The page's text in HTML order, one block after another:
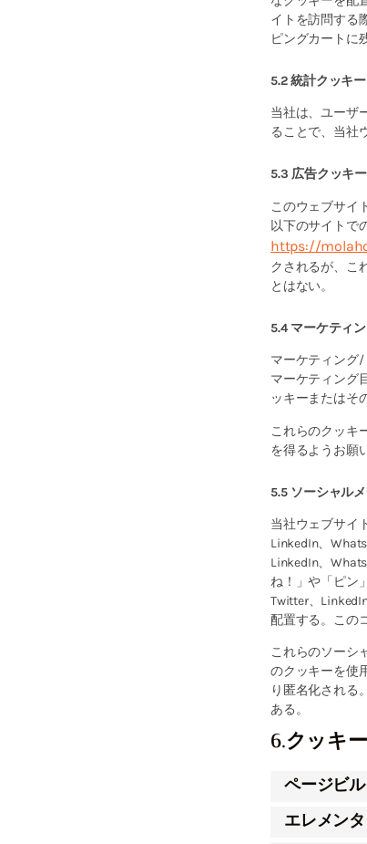
イトを訪問する
ピングカートに
5.2 統計クッキー
当社は、ユーザ
ることで、当社
5.3 広告クッキー
このウェブサイ
以下のサイトで
https://
クされるが、こ
とはない。
5.4 マーケティ
マーケティング
マーケティング
ッキーまたはそ
これらのクッキ
を得るようお願
5.5 ソーシャル
当社ウェブサイ
LinkedIn、
LinkedIn、
ね！」や「ピン
Twitter、
配置する。この
これらのソーシ
のクッキーを使
り匿名化される
ある。
6.クッキ
ページビル
エレメンタ